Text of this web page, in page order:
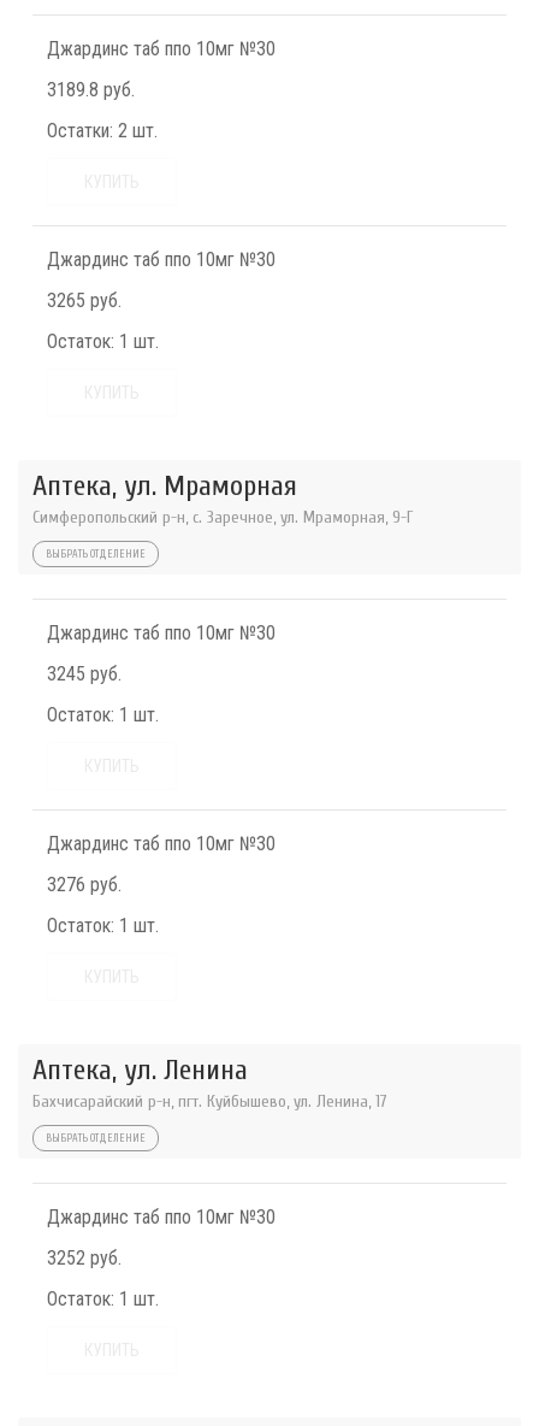
Джардинс таб ппо 10мг №30
3189.8 руб.
Остатки: 2 шт.
Джардинс таб ппо 10мг №30
3265 руб.
Остаток: 1 шт.
Аптека, ул. Мраморная
Симферопольский р-н, с. Заречное, ул. Мраморная, 9-Г
ВЫБРАТЬ ОТДЕЛЕНИЕ
Джардинс таб ппо 10мг №30
3245 руб.
Остаток: 1 шт.
Джардинс таб ппо 10мг №30
3276 руб.
Остаток: 1 шт.
Аптека, ул. Ленина
Бахчисарайский р-н, пгт. Куйбышево, ул. Ленина, 17
ВЫБРАТЬ ОТДЕЛЕНИЕ
Джардинс таб ппо 10мг №30
3252 руб.
Остаток: 1 шт.